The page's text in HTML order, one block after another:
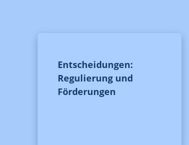
Entscheidungen:
Regulierung und
Förderungen